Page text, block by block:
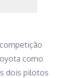
como
dois pilotos